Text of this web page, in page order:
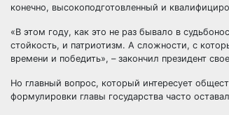
конечно, высокоподготовленный и
«В этом году, как это не раз бывало в
стойкость, и патриотизм. А сложности, с
времени и победить», – закончил президент
Но главный вопрос, который интересует
формулировки главы государства часто